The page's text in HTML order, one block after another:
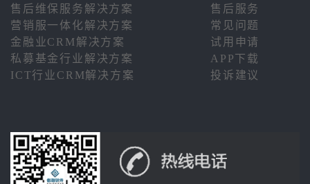
售后维保服务解决方案
售后服务
营销服一体化解决方案
常见问题
金融业CRM解决方案
试用申请
私募基金行业解决方案
APP下载
ICT行业CRM解决方案
投诉建议